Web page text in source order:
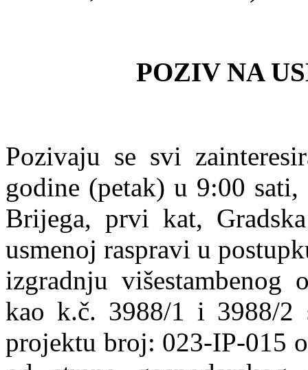
POZIV NA
Pozivaju se svi
godine (petak) u 9:00
Brijega, prvi kat,
usmenoj raspravi u
izgradnju višestambenog
kao k.č. 3988/1 i 3988/2
projektu broj: 023-IP-015